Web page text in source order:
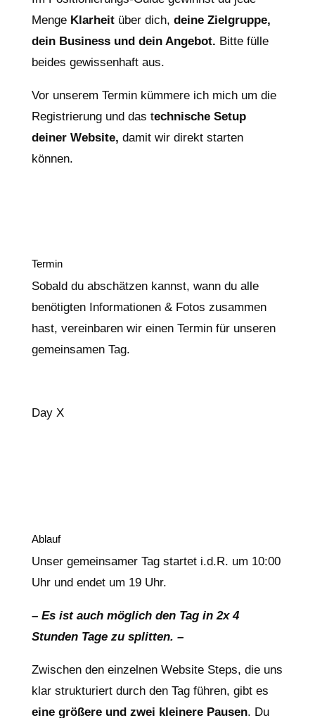
Menge Klarheitüber dich, deine Zielgruppe,
dein Business und dein Angebot. Bitte fülle
beides gewissenhaft aus.
Vor unserem Termin kümmere ich mich um die
Registrierung und das technische Setup
deiner Website, damit wir direkt starten
können.
Termin
Sobald du abschätzen kannst, wann du alle
benötigten Informationen & Fotos zusammen
hast, vereinbaren wir einen Termin für unseren
gemeinsamen Tag.
Day X
Ablauf
Unser gemeinsamer Tag startet i.d.R. um 10:00
Uhr und endet um 19 Uhr.
– Es ist auch möglich den Tag in 2x 4
Stunden Tage zu splitten. –
Zwischen den einzelnen Website Steps, die uns
klar strukturiert durch den Tag führen, gibt es
eine größere und zwei kleinere Pausen. Du